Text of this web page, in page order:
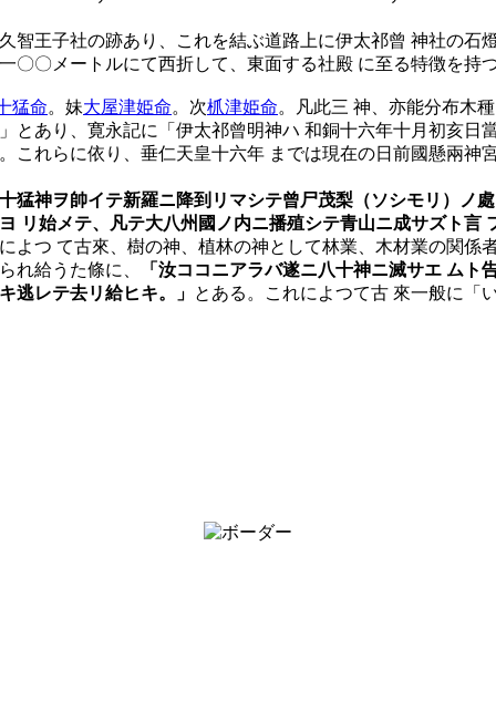
王子社の跡あり、これを結ぶ道路上に伊太祁曾 神社の石
〇〇メートルにて西折して、東面する社殿 に至る特徴を持
猛命。妹大屋津姫命。次枛津姫命。凡此三 神、亦能分布木
とあり、寛永記に「伊太祁曾明神ハ 和銅十六年十月初亥
これらに依り、垂仁天皇十六年 までは現在の日前國懸兩
猛神ヲ帥イテ新羅ニ降到リマシテ曾尸茂梨（ソシモリ）
リ始メテ、凡テ大八州國ノ内ニ播殖シテ青山ニ成サズト
よつ て古來、樹の神、植林の神として林業、木材業の関係
れ給うた條に、
「汝ココニアラバ遂ニ八十神ニ滅サエ ム
逃レテ去リ給ヒキ。」 とある。これによつて古 來一般に「